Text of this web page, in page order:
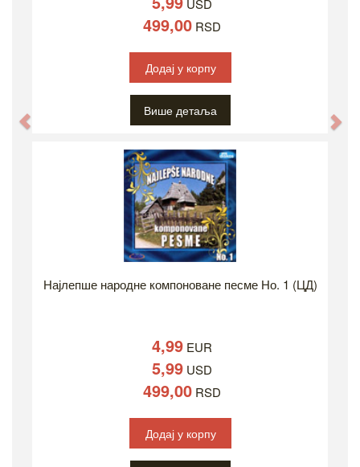
USD
499,00 RSD
Додај у корпу
Више детаља
Најлепше народне компоноване песме Но. 1 (ЦД)
4,99 EUR
5,99 USD
499,00 RSD
Додај у корпу